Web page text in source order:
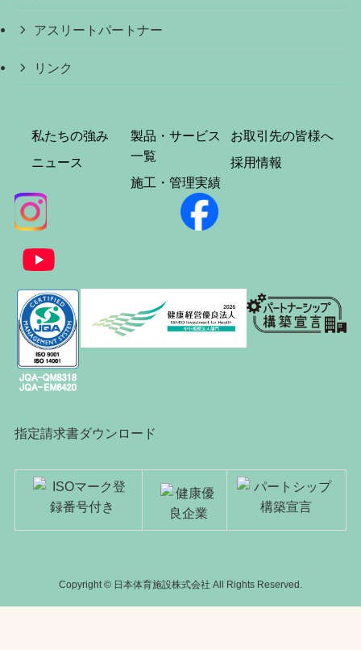
アスリートパートナー
リンク
私たちの強み
ニュース
製品・サービス
一覧
施工・管理実績
お取引先の皆様へ
採用情報
指定請求書ダウンロード
Copyright © 日本体育施設株式会社 All Rights Reserved.